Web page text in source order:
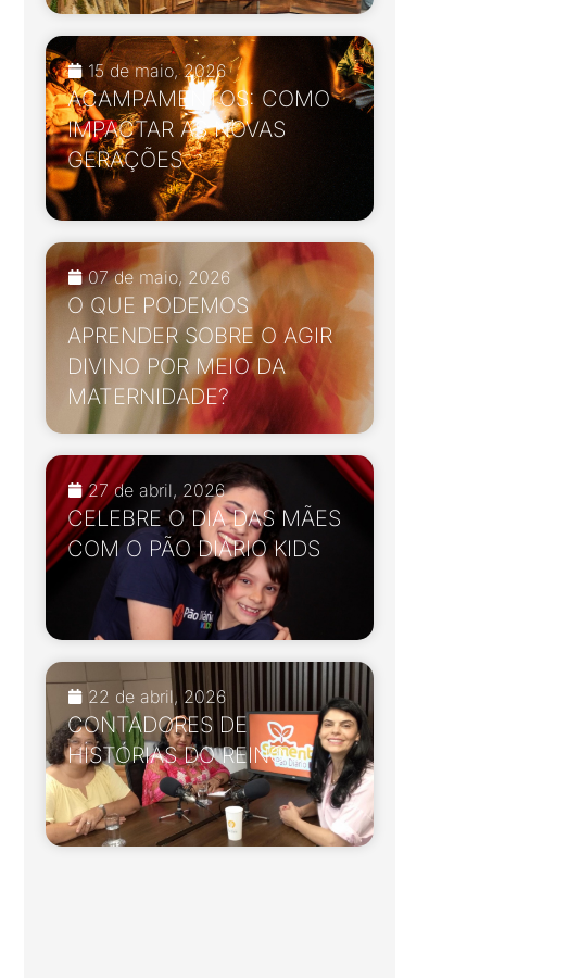
15 de maio, 2026
ACAMPAMENTOS: COMO
IMPACTAR AS NOVAS
GERAÇÕES
07 de maio, 2026
O QUE PODEMOS
APRENDER SOBRE O AGIR
DIVINO POR MEIO DA
MATERNIDADE?
27 de abril, 2026
CELEBRE O DIA DAS MÃES
COM O PÃO DIÁRIO KIDS
22 de abril, 2026
CONTADORES DE
HISTÓRIAS DO REINO